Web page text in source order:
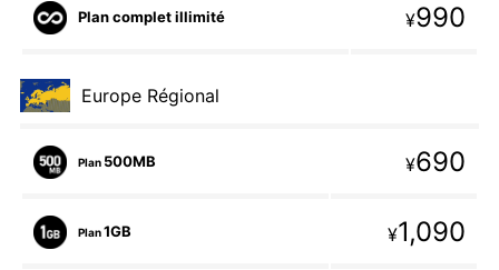
Plan complet illimité ¥990
Europe Régional
Plan 500MB ¥690
Plan1GB ¥1,090